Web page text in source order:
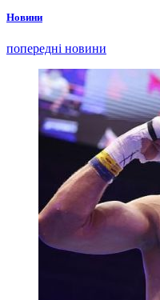
Новини
попередні новини